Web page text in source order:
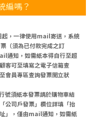
編嗎？
，一律使用mail寄送，系統
（須為已付款完成之訂
通知，如需紙本得自行至超
客可至填寫之電子信箱查
會員專區查詢發票開立狀
號須紙本發票請於購物車結
公司戶發票」欄位詳填「抬
」，僅由mail通知，如需紙